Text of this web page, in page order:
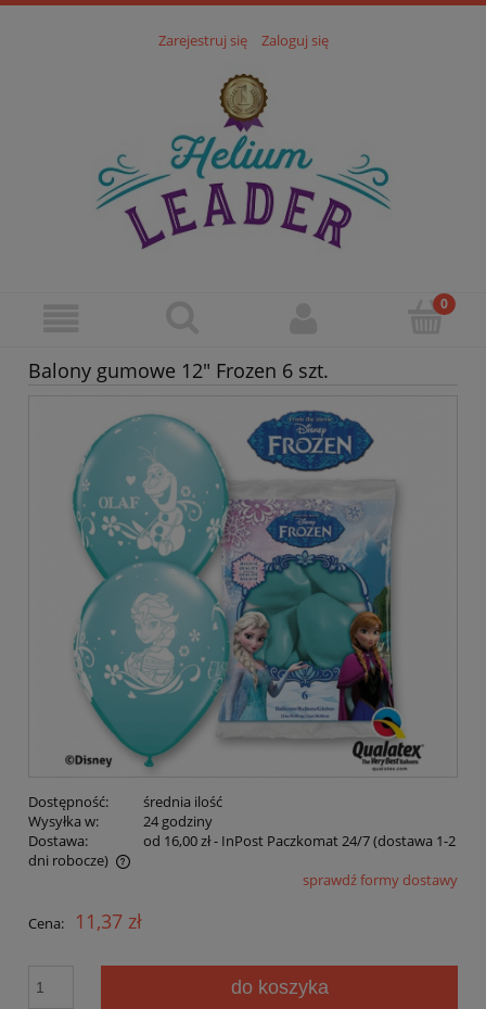
Zarejestruj się Zaloguj się
Balony gumowe 12" Frozen 6 szt.
Dostępność:
średnia ilość
Wysyłka w:
24 godziny
Dostawa:
od 16,00 zł- InPost Paczkomat 24/7 (dostawa 1-2
dni robocze)
Cena nie zawiera ewentualnych kosztów płatnościsprawdź formy dostawy
Cena: 11,37 zł
do koszyka